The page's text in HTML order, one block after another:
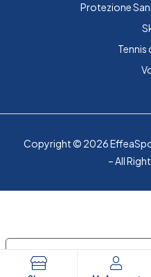
Protezione
Tennis
Copyright © 2026
– All
Informativa sulla raccolta